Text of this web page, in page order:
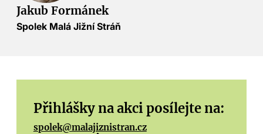
Jakub Formánek
Spolek Malá Jižní Stráň
Přihlášky na akci posílejte na:
spolek@malajiznistran.cz